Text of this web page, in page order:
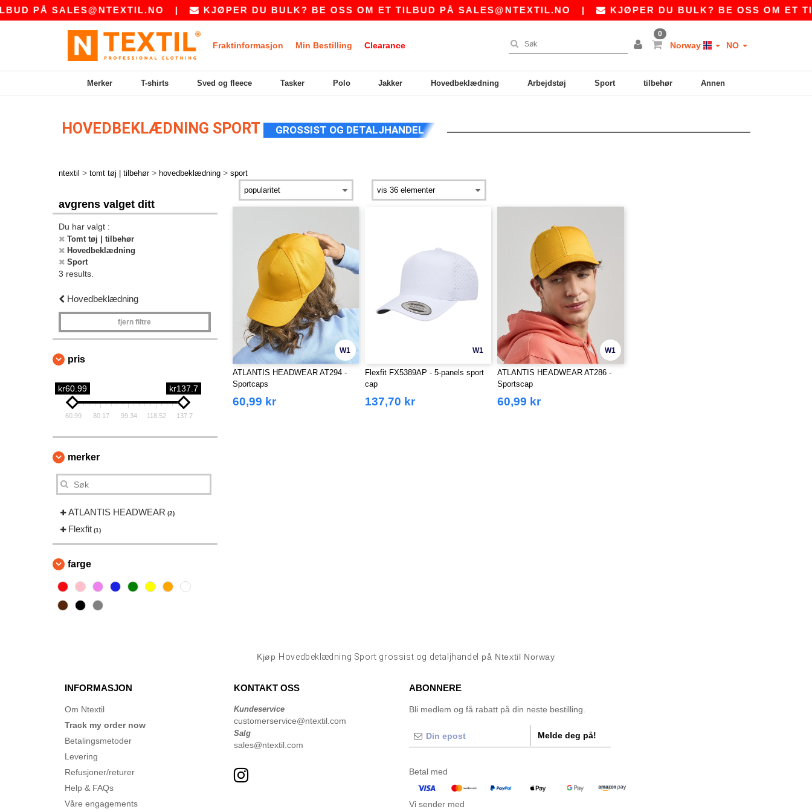
PÅSALES@NTEXTIL.NO| KJØPER DU BULK? BE OSS OM ET TILBUD PÅSALES@NTEXTIL.NO| KJØPER DU BULK? BE OSS OM ET
Fraktinformasjon Min Bestilling Clearance
0
Norway NO
Merker T-shirts Sved og fleece Tasker Polo Jakker Hovedbeklædning Arbejdstøj Sport tilbehør Annen
HOVEDBEKLÆDNING SPORT GROSSIST OG DETALJHANDEL
ntextil > tomt tøj | tilbehør > hovedbeklædning > sport
avgrens valget ditt
Du har valgt :
Tomt tøj | tilbehør
Hovedbeklædning
Sport
3 results.
Hovedbeklædning
fjern filtre
pris
kr60.99 kr137.7
60.99 80.17 99.34 118.52 137.7
merker
ATLANTIS HEADWEAR (2)
Flexfit (1)
farge
W1
ATLANTIS HEADWEAR AT294 -
Sportcaps
60,99 kr
W1
Flexfit FX5389AP - 5-panels sport
cap
137,70 kr
W1
ATLANTIS HEADWEAR AT286 -
Sportscap
60,99 kr
Kjøp Hovedbeklædning Sport grossist og detaljhandel på Ntextil Norway
INFORMASJON
Om Ntextil
Track my order now
Betalingsmetoder
Levering
Refusjoner/returer
Help & FAQs
Våre engagements
KONTAKT OSS
Kundeservice
customerservice@ntextil.com
Salg
sales@ntextil.com
ABONNERE
Bli medlem og få rabatt på din neste bestilling.
Melde deg på!
Betal med
Vi sender med